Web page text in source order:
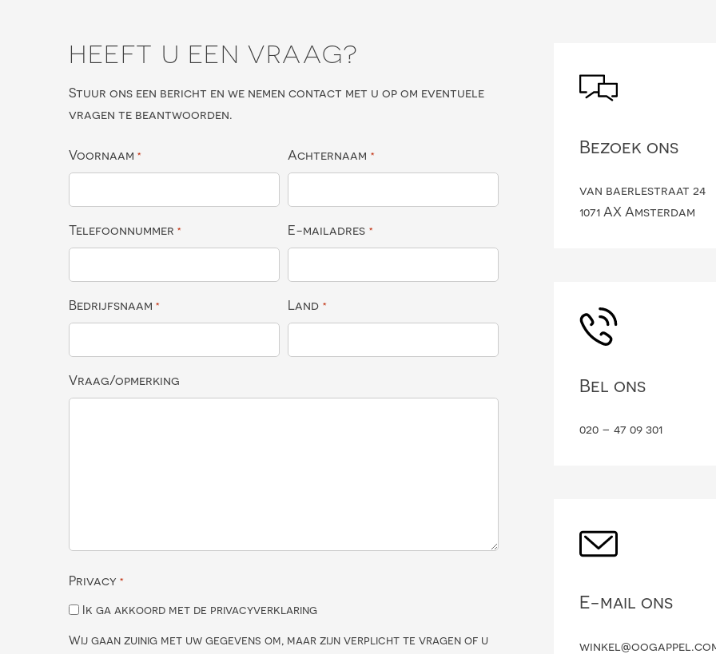
HEEFT U EEN VRAAG?
Stuur ons een bericht en we nemen contact met u op om eventuele
vragen te beantwoorden.
Voornaam * Achternaam *
Telefoonnummer * E-mailadres *
Bedrijfsnaam * Land *
Vraag/opmerking
Privacy *
Ik ga akkoord met de privacyverklaring
Wij gaan zuinig met uw gegevens om, maar zijn verplicht te vragen of u
Bezoek ons
van baerlestraat 24
1071 AX Amsterdam
Bel ons
020 – 47 09 301
E-mail ons